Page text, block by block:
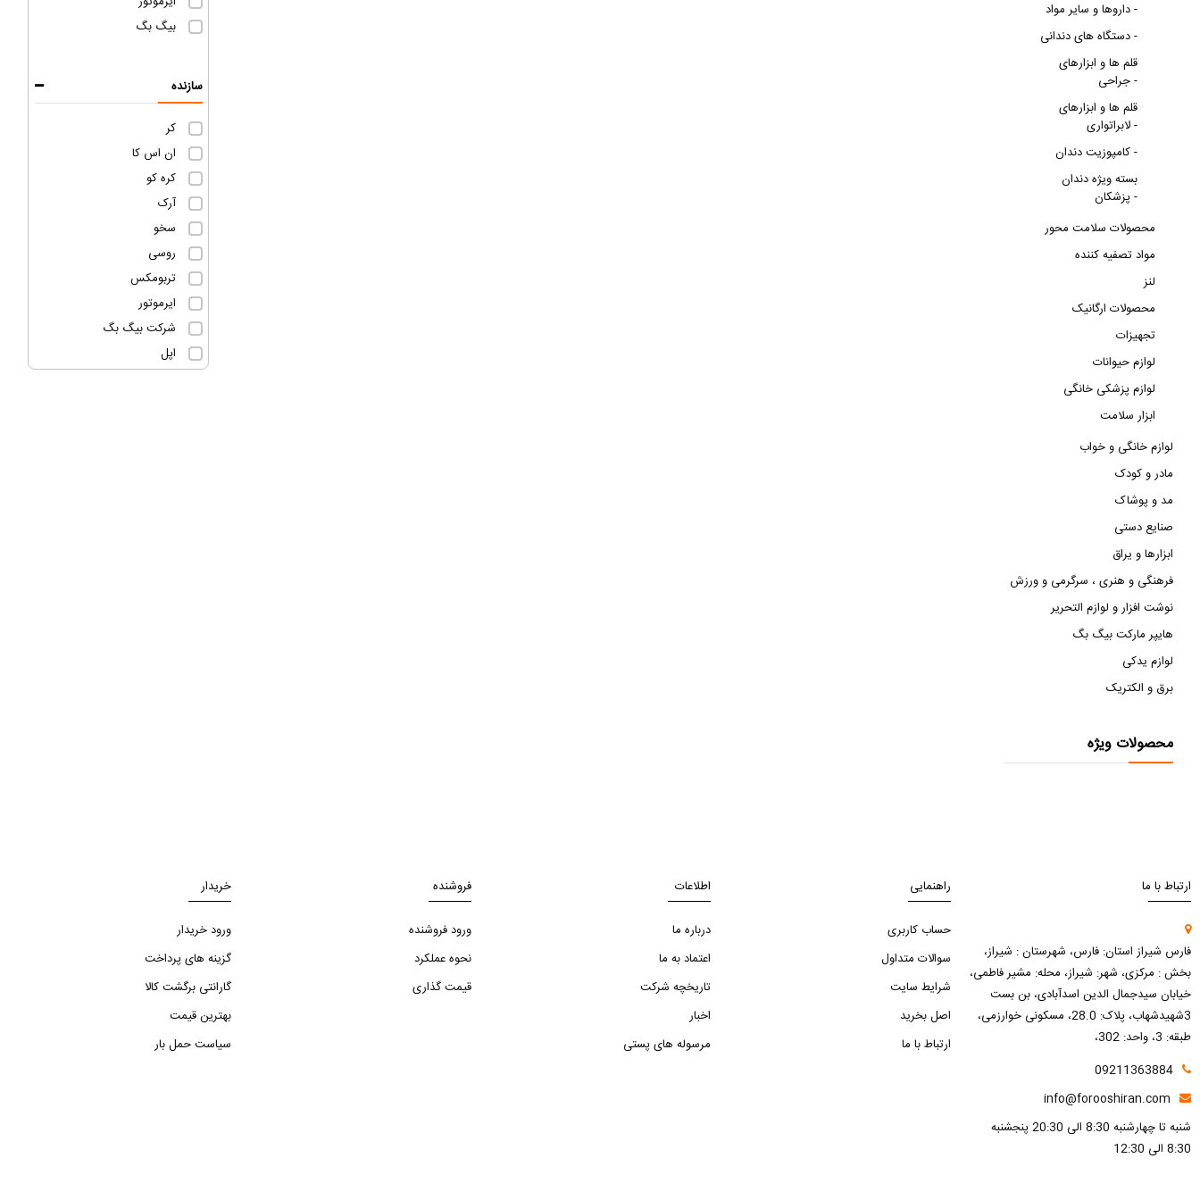
بیگ بگ
سازنده
کر
ان اس کا
کره کو
آرک
سخو
روسی
تربومکس
ایرموتور
شرکت بیگ بگ
اپل
داروها و سایر مواد -
دستگاه های دندانی -
قلم ها و ابزارهای
جراحی -
قلم ها و ابزارهای
لابراتواری -
کامپوزیت دندان -
بسته ویژه دندان
پزشکان -
محصولات سلامت محور
مواد تصفیه کننده
لنز
محصولات ارگانیک
تجهیزات
لوازم حیوانات
لوازم پزشکی خانگی
ابزار سلامت
لوازم خانگی و خواب
مادر و کودک
مد و پوشاک
صنایع دستی
ابزارها و یراق
فرهنگی و هنری ، سرگرمی و ورزش
نوشت افزار و لوازم التحریر
هایپر مارکت بیگ بگ
لوازم یدکی
برق و الکتریک
محصولات ویژه
ارتباط با ما
فارس شیراز استان: فارس، شهرستان : شیراز،
بخش : مرکزی، شهر: شیراز، محله: مشیر فاطمی،
خیابان سیدجمال الدین اسدآبادی، بن بست
3شهیدشهاب، پلاک: 28.0، مسکونی خوارزمی،
طبقه: 3، واحد: 302،
09211363884
info@forooshiran.com
شنبه تا چهارشنبه 8:30 الی 20:30 پنجشنبه
8:30 الی 12:30
راهنمایی
حساب کاربری
سوالات متداول
شرایط سایت
اصل بخرید
ارتباط با ما
اطلاعات
درباره ما
اعتماد به ما
تاریخچه شرکت
اخبار
مرسوله های پستی
فروشنده
ورود فروشنده
نحوه عملکرد
قیمت گذاری
خریدار
ورود خریدار
گزینه های پرداخت
گارانتی برگشت کالا
بهترین قیمت
سیاست حمل بار